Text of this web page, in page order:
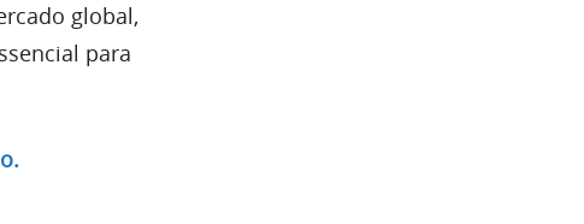
global,
para